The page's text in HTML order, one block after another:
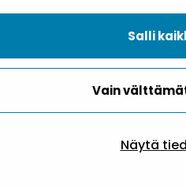
Vain
Salli
Näytä